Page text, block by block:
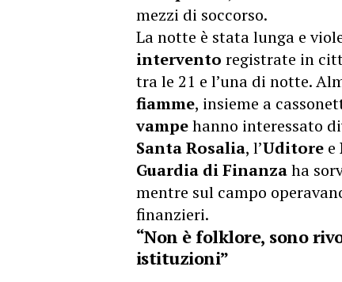
mezzi di soccorso.
La notte è stata lunga e
intervento registrate in
tra le 21 e l’una di notte.
fiamme, insieme a
vampehanno interessato
Santa Rosalia, l’Uditore e
Guardia di Finanzaha
mentre sul campo
finanzieri.
“Non è folklore, sono
istituzioni”